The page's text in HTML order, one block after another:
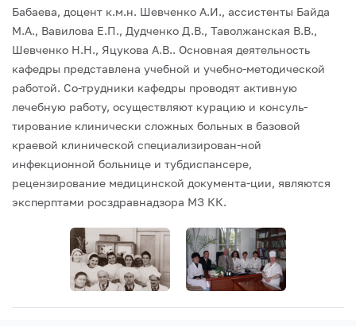
Бабаева, доцент к.м.н. Шевченко А.И., ассистенты Байда
М.А., Вавилова Е.П., Дудченко Д.В., Таволжанская В.В.,
Шевченко Н.Н., Яцукова А.В.. Основная деятельность
кафедры представлена учебной и учебно-методической
работой. Со-трудники кафедры проводят активную
лечебную работу, осуществляют курацию и консуль-
тирование клинически сложных больных в базовой
краевой клинической специализирован-ной
инфекционной больнице и тубдиспансере,
рецензирование медицинской документа-ции, являются
эксперптами росздравнадзора МЗ КК.